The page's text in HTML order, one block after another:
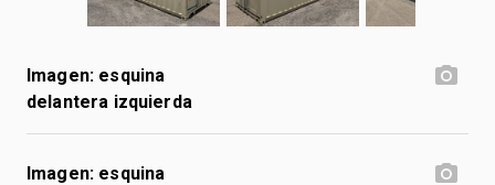
Imagen: esquina
delantera izquierda
Imagen: esquina